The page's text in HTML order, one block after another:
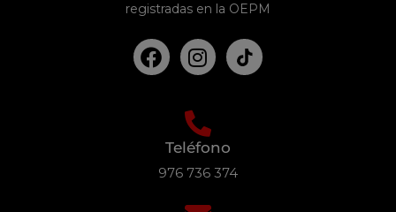
registradas en la OEPM
Teléfono
976 736 374